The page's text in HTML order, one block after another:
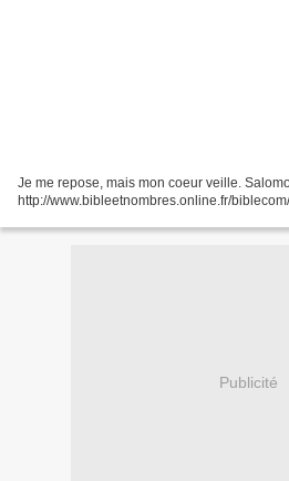
Je me repose, mais mon coeur veille.
http://www.bibleetnombres.online.fr/
Publicité